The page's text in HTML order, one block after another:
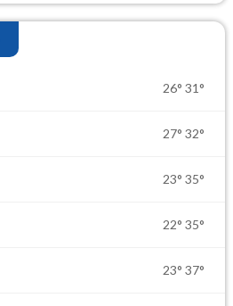
26° 31°
27° 32°
23° 35°
22° 35°
23° 37°